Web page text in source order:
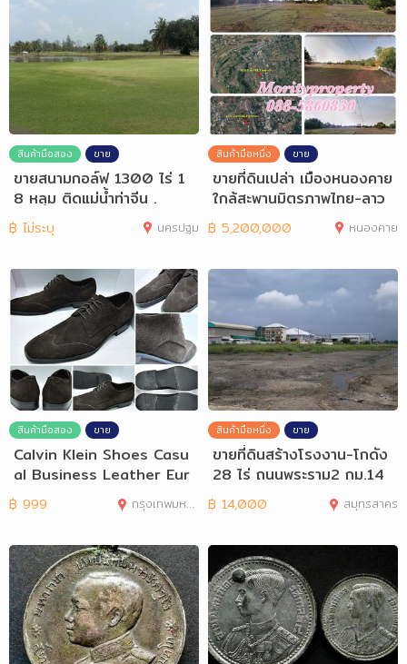
สินค้ามือสอง ขาย
ขายสนามกอล์ฟ 1300 ไร่ 1
8 หลุม ติดแม่น้ำท่าจีน .
฿ ไม่ระบุ นครปฐม
สินค้ามือหนึ่ง ขาย
ขายที่ดินเปล่า เมืองหนองคาย
ใกล้สะพานมิตรภาพไทย-ลาว
฿ 5,200,000 หนองคาย
สินค้ามือสอง ขาย
Calvin Klein Shoes Casu
al Business Leather Eur
42,43
฿ 999 กรุงเทพมหานคร
สินค้ามือหนึ่ง ขาย
ขายที่ดินสร้างโรงงาน-โกดัง
28 ไร่ ถนนพระราม2 กม.14
฿ 14,000 สมุทรสาคร